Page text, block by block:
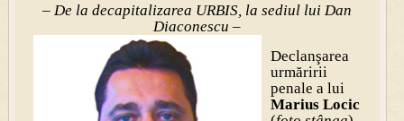
– De la decapitalizarea URBIS, la sediul lui Dan
Diaconescu –
Declanşarea
urmăririi
penale a lui
Marius Locic